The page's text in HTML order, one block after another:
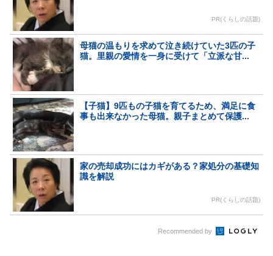
PR(くらしの話題)
母猫の温もりを求めて泣き続けていた3匹の子
猫。里親の愛情を一身に受けて「立派な甘...
【子猫】9匹もの子猫を育てるため、満足に食
事も出来なかった母猫。親子まとめて保護...
家の売却成功にはカギがある？家処分の基礎知
識を解説
PR(くらしの話題)
Recommended by